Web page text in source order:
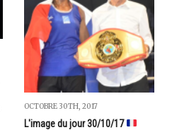
OCTOBRE 30TH, 2017
L'image du jour 30/10/17